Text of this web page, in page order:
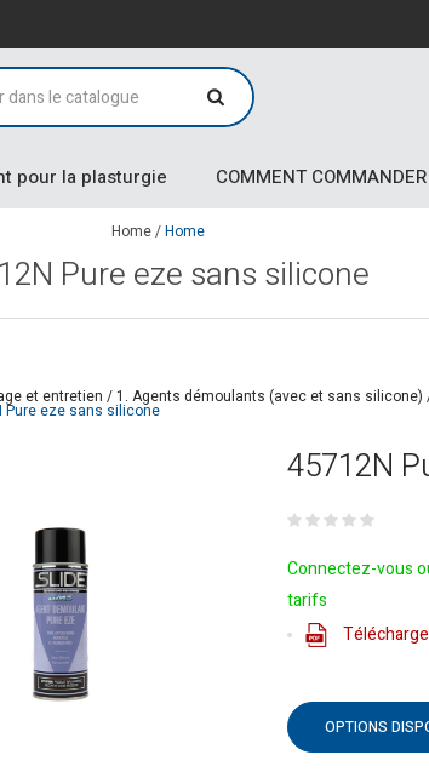
pour la plasturgie COMMENT
Home/Home
Pure eze sans silicone
et entretien /1. Agents démoulants (avec et sans silicone)
Pure eze sans silicone
45712N
Connectez-vous
tarifs
OPTIONS